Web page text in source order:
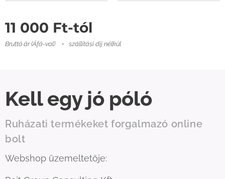
11 000 Ft-tól
Bruttó ár (Áfá-val) szállítási díj nélkül
Kell egy jó póló
Ruházati termékeket forgalmazó online
bolt
Webshop üzemeltetője: